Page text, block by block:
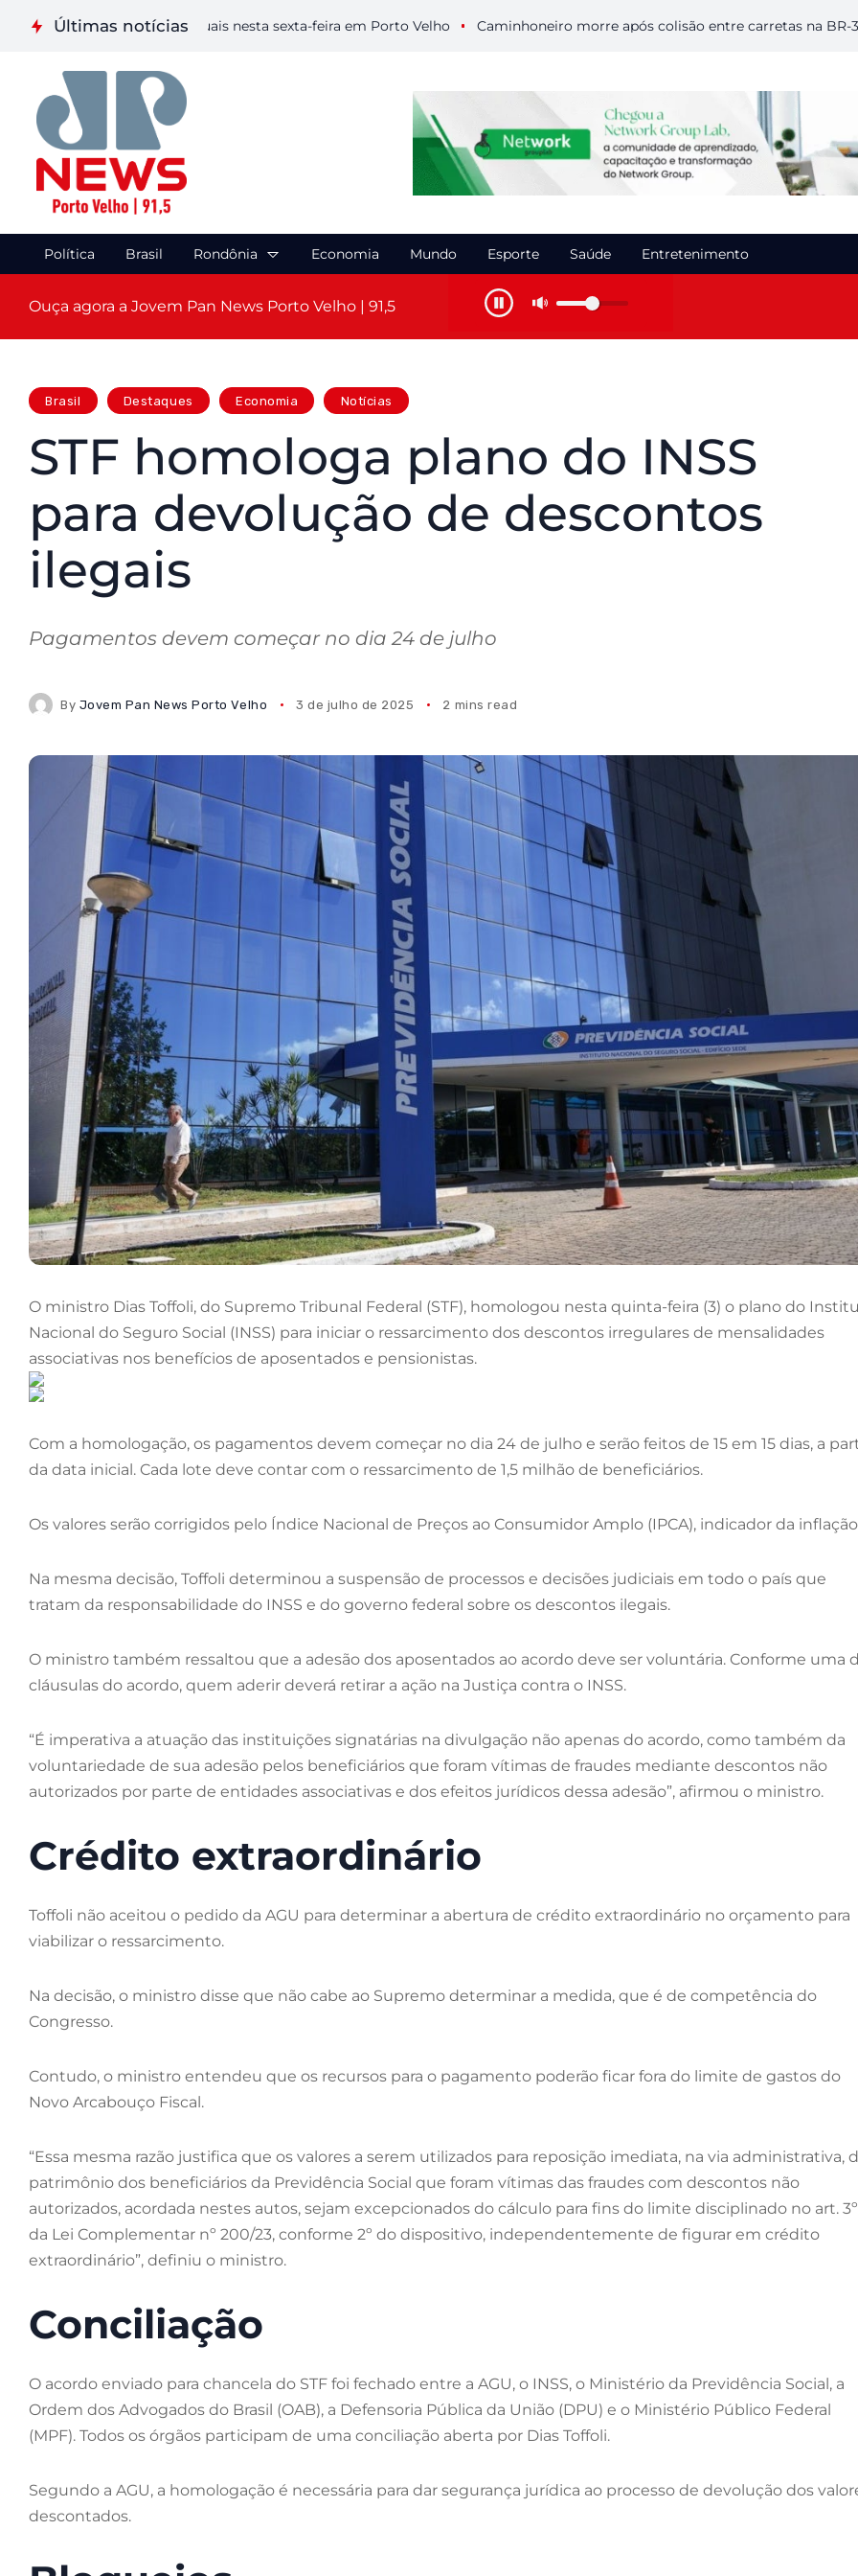
Últimas notícias
etapa de Artes Visuais nesta sexta-feira em Porto Velho Caminhoneiro morre após colisão entre carretas na BR-364 em
Política Brasil Rondônia Economia Mundo Esporte Saúde Entretenimento
Ouça agora a Jovem Pan News Porto Velho | 91,5
Brasil Destaques Economia Notícias
STF homologa plano do INSS
para devolução de descontos
ilegais
Pagamentos devem começar no dia 24 de julho
By Jovem Pan News Porto Velho 3 de julho de 2025 2 mins read
O ministro Dias Toffoli, do Supremo Tribunal Federal (STF), homologou nesta quinta-feira (3) o plano do
Nacional do Seguro Social (INSS) para iniciar o ressarcimento dos descontos irregulares de mensalidades
associativas nos benefícios de aposentados e pensionistas.
Com a homologação, os pagamentos devem começar no dia 24 de julho e serão feitos de 15 em 15 dias, a
da data inicial. Cada lote deve contar com o ressarcimento de 1,5 milhão de beneficiários.
Os valores serão corrigidos pelo Índice Nacional de Preços ao Consumidor Amplo (IPCA), indicador da
Na mesma decisão, Toffoli determinou a suspensão de processos e decisões judiciais em todo o país que
tratam da responsabilidade do INSS e do governo federal sobre os descontos ilegais.
O ministro também ressaltou que a adesão dos aposentados ao acordo deve ser voluntária. Conforme uma
cláusulas do acordo, quem aderir deverá retirar a ação na Justiça contra o INSS.
“É imperativa a atuação das instituições signatárias na divulgação não apenas do acordo, como também da
voluntariedade de sua adesão pelos beneficiários que foram vítimas de fraudes mediante descontos não
autorizados por parte de entidades associativas e dos efeitos jurídicos dessa adesão”, afirmou o ministro.
Crédito extraordinário
Toffoli não aceitou o pedido da AGU para determinar a abertura de crédito extraordinário no orçamento para
viabilizar o ressarcimento.
Na decisão, o ministro disse que não cabe ao Supremo determinar a medida, que é de competência do
Congresso.
Contudo, o ministro entendeu que os recursos para o pagamento poderão ficar fora do limite de gastos do
Novo Arcabouço Fiscal.
“Essa mesma razão justifica que os valores a serem utilizados para reposição imediata, na via administrativa,
patrimônio dos beneficiários da Previdência Social que foram vítimas das fraudes com descontos não
autorizados, acordada nestes autos, sejam excepcionados do cálculo para fins do limite disciplinado no art. 3º
da Lei Complementar nº 200/23, conforme 2º do dispositivo, independentemente de figurar em crédito
extraordinário”, definiu o ministro.
Conciliação
O acordo enviado para chancela do STF foi fechado entre a AGU, o INSS, o Ministério da Previdência Social, a
Ordem dos Advogados do Brasil (OAB), a Defensoria Pública da União (DPU) e o Ministério Público Federal
(MPF). Todos os órgãos participam de uma conciliação aberta por Dias Toffoli.
Segundo a AGU, a homologação é necessária para dar segurança jurídica ao processo de devolução dos
descontados.